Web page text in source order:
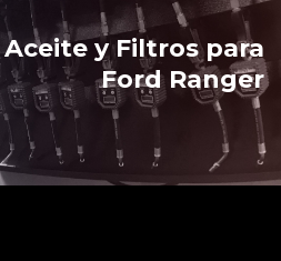
y Filtros para
Ford Ranger